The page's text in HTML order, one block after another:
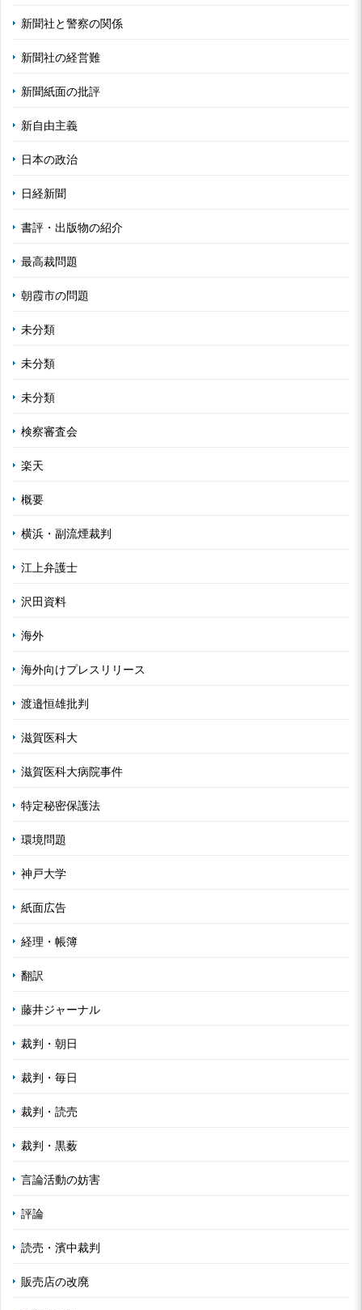
新聞社と警察の関係
新聞社の経営難
新聞紙面の批評
新自由主義
日本の政治
日経新聞
書評・出版物の紹介
最高裁問題
朝霞市の問題
未分類
未分類
未分類
検察審査会
楽天
概要
横浜・副流煙裁判
江上弁護士
沢田資料
海外
海外向けプレスリリース
渡邉恒雄批判
滋賀医科大
滋賀医科大病院事件
特定秘密保護法
環境問題
神戸大学
紙面広告
経理・帳簿
翻訳
藤井ジャーナル
裁判・朝日
裁判・毎日
裁判・読売
裁判・黒薮
言論活動の妨害
評論
読売・濱中裁判
販売店の改廃